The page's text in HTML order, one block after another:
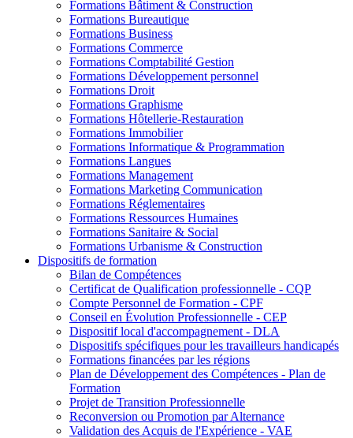
Formations Bâtiment & Construction
Formations Bureautique
Formations Business
Formations Commerce
Formations Comptabilité Gestion
Formations Développement personnel
Formations Droit
Formations Graphisme
Formations Hôtellerie-Restauration
Formations Immobilier
Formations Informatique & Programmation
Formations Langues
Formations Management
Formations Marketing Communication
Formations Réglementaires
Formations Ressources Humaines
Formations Sanitaire & Social
Formations Urbanisme & Construction
Dispositifs de formation
Bilan de Compétences
Certificat de Qualification professionnelle - CQP
Compte Personnel de Formation - CPF
Conseil en Évolution Professionnelle - CEP
Dispositif local d'accompagnement - DLA
Dispositifs spécifiques pour les travailleurs handicapés
Formations financées par les régions
Plan de Développement des Compétences - Plan de
Formation
Projet de Transition Professionnelle
Reconversion ou Promotion par Alternance
Validation des Acquis de l'Expérience - VAE